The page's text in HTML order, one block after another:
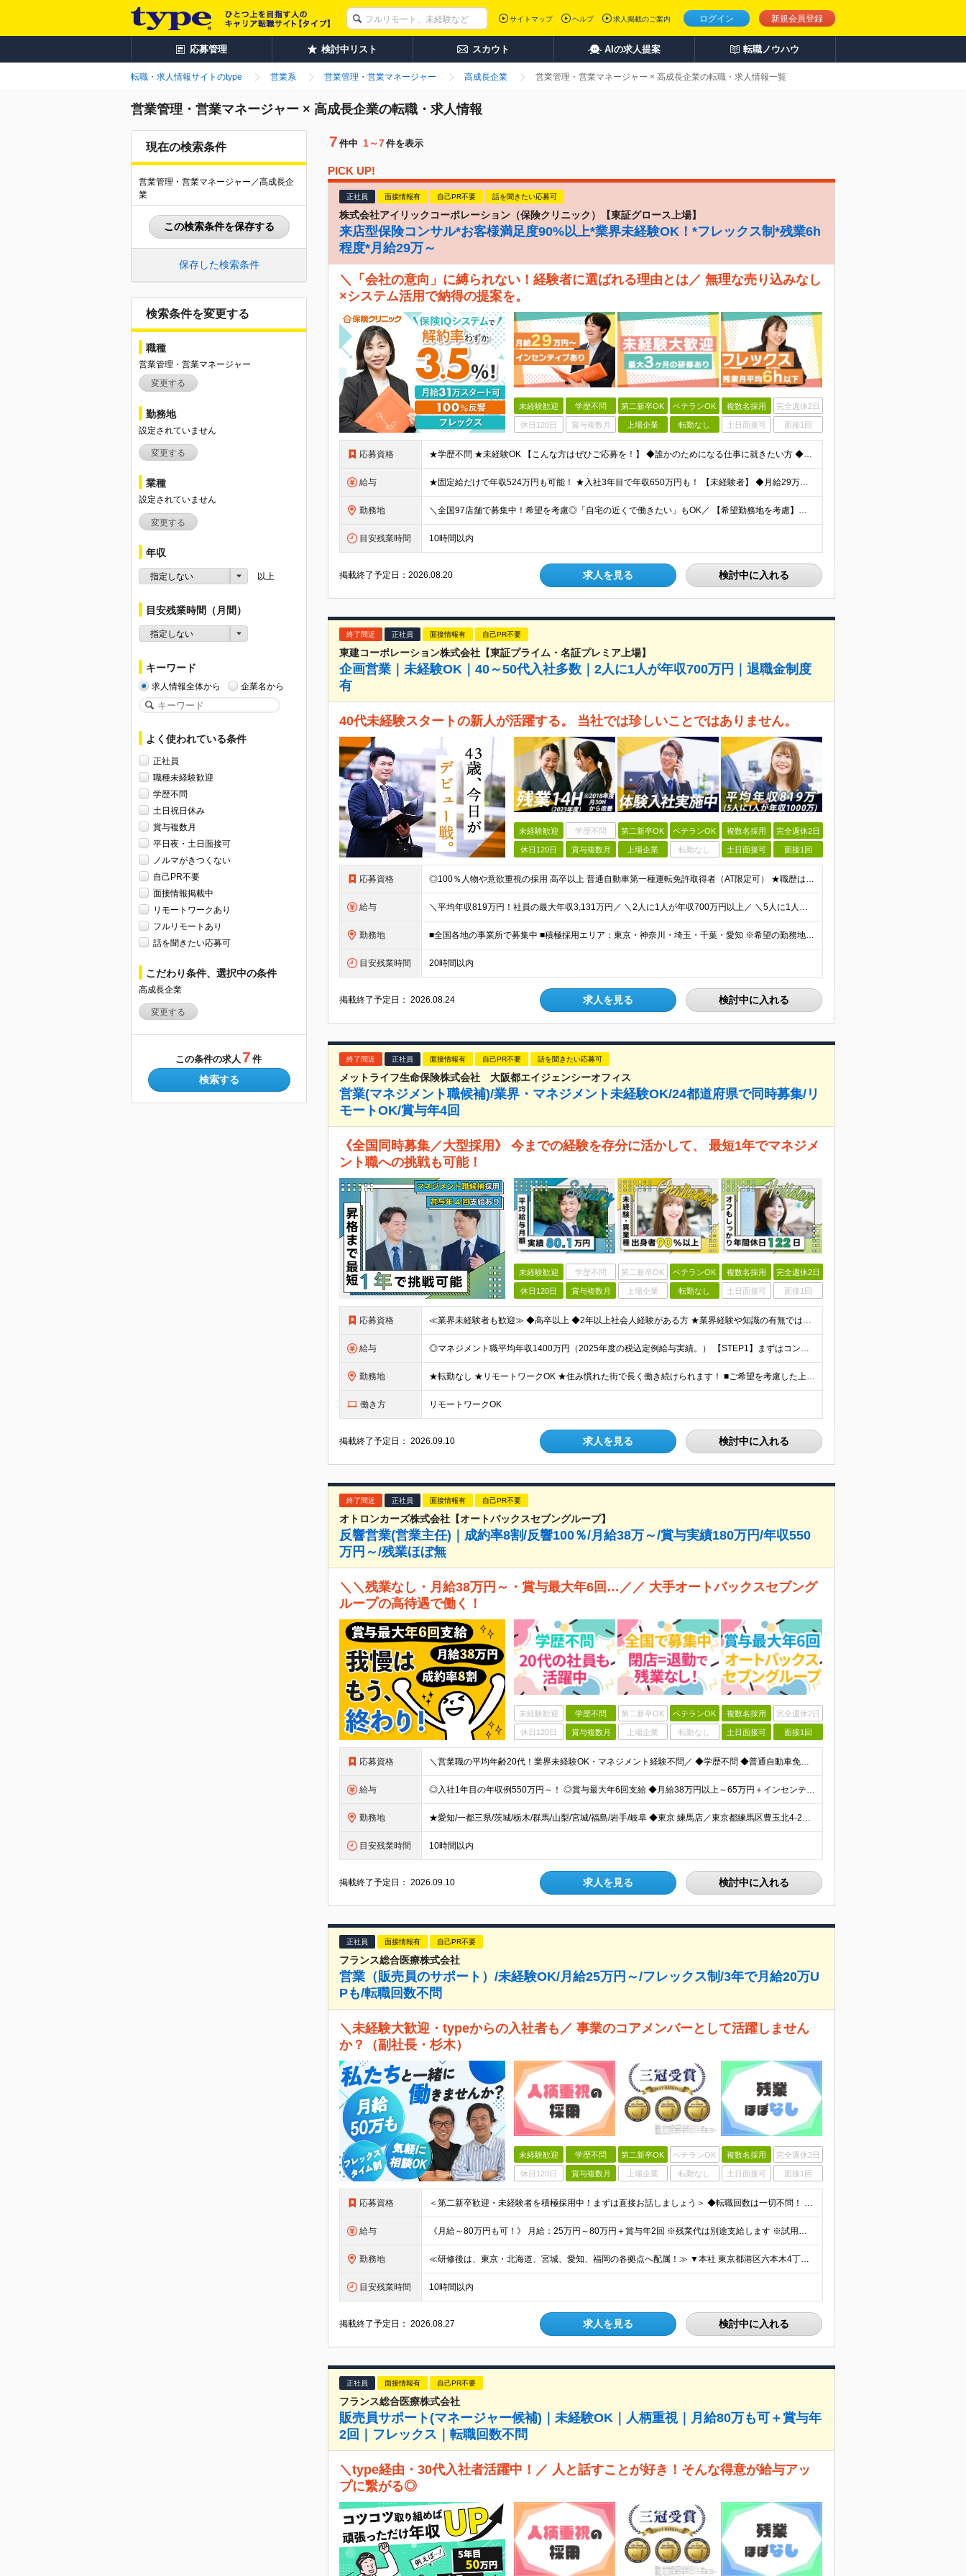
ログイン 新規会員登録
サイトマップ ヘルプ 求人掲載のご案内
応募管理 検討中リスト スカウト AIの求人提案 転職ノウハウ
転職・求人情報サイトのtype 営業系 営業管理・営業マネージャー 高成長企業 営業管理・営業マネージャー × 高成長企業の転職・求人情報一覧
営業管理・営業マネージャー × 高成長企業の転職・求人情報
現在の検索条件
営業管理・営業マネージャー／高成長企
業
この検索条件を保存する
保存した検索条件
検索条件を変更する
職種
営業管理・営業マネージャー
変更する
勤務地
設定されていません
変更する
業種
設定されていません
変更する
年収
指定しない 以上
目安残業時間（月間）
指定しない
キーワード
求人情報全体から 企業名から
よく使われている条件
正社員
職種未経験歓迎
学歴不問
土日祝日休み
賞与複数月
平日夜・土日面接可
ノルマがきつくない
自己PR不要
面接情報掲載中
リモートワークあり
フルリモートあり
話を聞きたい応募可
こだわり条件、選択中の条件
高成長企業
変更する
この条件の求人 7 件
検索する
7 件中 1～7件を表示
PICK UP!
正社員 面接情報有 自己PR不要 話を聞きたい応募可
株式会社アイリックコーポレーション（保険クリニック）【東証グロース上場】
来店型保険コンサル*お客様満足度90%以上*業界未経験OK！*フレックス制*残業6h
程度*月給29万～
＼「会社の意向」に縛られない！経験者に選ばれる理由とは／ 無理な売り込みなし
×システム活用で納得の提案を。
未経験歓迎 学歴不問 第二新卒OK ベテランOK 複数名採用 完全週休2日
休日120日 賞与複数月 上場企業 転勤なし 土日面接可 面接1回
応募資格 ★学歴不問 ★未経験OK 【こんな方はぜひご応募を！】 ◆誰かのためになる仕事に就きたい方 ◆人に寄り添い、相手の心を大切にできる方 ◆保険の知識を身につけて、長く働きたい方 ◆人と話すのが好きで、
給与 ★固定給だけで年収524万円も可能！ ★入社3年目で年収650万円も！ 【未経験者】 ◆月給29万円～51万円（店舗手当・営業手当など一律手当含む）＋インセンティブ＋他各種手当＋決算賞与あり（会社業
勤務地 ＼全国97店舗で募集中！希望を考慮◎「自宅の近くで働きたい」もOK／ 【希望勤務地を考慮】全97店舗／北海道・東京・神奈川・千葉・埼玉・石川・静岡・愛知・大阪・兵庫・福岡の『保険クリニック』直営店
目安残業時間 10時間以内
掲載終了予定日：2026.08.20 求人を見る 検討中に入れる
終了間近 正社員 面接情報有 自己PR不要
東建コーポレーション株式会社【東証プライム・名証プレミア上場】
企画営業｜未経験OK｜40～50代入社多数｜2人に1人が年収700万円｜退職金制度
有
40代未経験スタートの新人が活躍する。 当社では珍しいことではありません。
未経験歓迎 学歴不問 第二新卒OK ベテランOK 複数名採用 完全週休2日
休日120日 賞与複数月 上場企業 転勤なし 土日面接可 面接1回
応募資格 ◎100％人物や意欲重視の採用 高卒以上 普通自動車第一種運転免許取得者（AT限定可） ★職歴は全く問いません！ 前向きにコツコツと向き合える方であれば結果がついてくるお仕事です。 現職・無職、正社
給与 ＼平均年収819万円！社員の最大年収3,131万円／ ＼2人に1人が年収700万円以上／ ＼5人に1人が年収1,000万円以上！／ 固定給だけで、年収524万円も可能！ インセンティブだけでなく固定給
勤務地 ■全国各地の事業所で募集中 ■積極採用エリア：東京・神奈川・埼玉・千葉・愛知 ※希望の勤務地で働ける！通勤可能な事業所を選定していきます ※地元に戻って働きたいUターン希望者も歓迎します！ ※社用車を
目安残業時間 20時間以内
掲載終了予定日：2026.08.24 求人を見る 検討中に入れる
終了間近 正社員 面接情報有 自己PR不要 話を聞きたい応募可
メットライフ生命保険株式会社 大阪都エイジェンシーオフィス
営業(マネジメント職候補)/業界・マネジメント未経験OK/24都道府県で同時募集/リ
モートOK/賞与年4回
《全国同時募集／大型採用》 今までの経験を存分に活かして、 最短1年でマネジメ
ント職への挑戦も可能！
未経験歓迎 学歴不問 第二新卒OK ベテランOK 複数名採用 完全週休2日
休日120日 賞与複数月 上場企業 転勤なし 土日面接可 面接1回
応募資格 ≪業界未経験者も歓迎≫ ◆高卒以上 ◆2年以上社会人経験がある方 ★業界経験や知識の有無ではなく、 「そのお客さまにとっての最善策を真剣に考える姿勢」や 「お客さまにベストまたはセカンドベストの施
給与 ◎マネジメント職平均年収1400万円（2025年度の税込定例給与実績。） 【STEP1】まずはコンサルタントからスタート ◆初任給月給：20万円から35万円＋業績給＋賞与年4回（※個人業績による）
勤務地 ★転勤なし ★リモートワークOK ★住み慣れた街で長く働き続けられます！ ■ご希望を考慮した上で勤務地を決定いたします ■地域のお客さまとの長期に亘る信頼関係を重視するため転勤無し。 ■U・Iタ
働き方 リモートワークOK
掲載終了予定日：2026.09.10 求人を見る 検討中に入れる
終了間近 正社員 面接情報有 自己PR不要
オトロンカーズ株式会社【オートバックスセブングループ】
反響営業(営業主任)｜成約率8割/反響100％/月給38万～/賞与実績180万円/年収550
万円～/残業ほぼ無
＼＼残業なし・月給38万円～・賞与最大年6回…／／ 大手オートバックスセブング
ループの高待遇で働く！
未経験歓迎 学歴不問 第二新卒OK ベテランOK 複数名採用 完全週休2日
休日120日 賞与複数月 上場企業 転勤なし 土日面接可 面接1回
応募資格 ＼営業職の平均年齢20代！業界未経験OK・マネジメント経験不問／ ◆学歴不問 ◆普通自動車免許(AT限定可) ◆何かしらの営業経験をお持ちの方※5年以上 (商材、業界は問いません)
給与 ◎入社1年目の年収例550万円～！ ◎賞与最大年6回支給 ◆月給38万円以上～65万円＋インセンティブ＋各種手当＋賞与最大年6回 ※経験・スキルなどを考慮のうえ、決定いたします。 ※試用期間3ヶ月あ
勤務地 ★愛知/一都三県/茨城/栃木/群馬/山梨/宮城/福島/岩手/岐阜 ◆東京 練馬店／東京都練馬区豊玉北4-22-5 八王子店／東京都八王子市高倉町12-9 足立店／東京都足立区西伊興1-1-1 ◆神
目安残業時間 10時間以内
掲載終了予定日：2026.09.10 求人を見る 検討中に入れる
正社員 面接情報有 自己PR不要
フランス総合医療株式会社
営業（販売員のサポート）/未経験OK/月給25万円～/フレックス制/3年で月給20万U
Pも/転職回数不問
＼未経験大歓迎・typeからの入社者も／ 事業のコアメンバーとして活躍しません
か？（副社長・杉木）
未経験歓迎 学歴不問 第二新卒OK ベテランOK 複数名採用 完全週休2日
休日120日 賞与複数月 上場企業 転勤なし 土日面接可 面接1回
応募資格 ＜第二新卒歓迎・未経験者を積極採用中！まずは直接お話しましょう＞ ◆転職回数は一切不問！ ◆学歴不問 ◆未経験OK 《代表取締役副社長の杉木が採用で心がけていること》 どこで才能が開花するかわからな
給与 《月給～80万円も可！》 月給：25万円～80万円＋賞与年2回 ※残業代は別途支給します ※試用期間は2ヶ月（待遇・給与・雇用形態に差異はありません） ※経験・スキルに応じて決定します
勤務地 ≪研修後は、東京・北海道、宮城、愛知、福岡の各拠点へ配属！≫ ▼本社 東京都港区六本木4丁目1番16号 六本木ハイツB1階 （研修地：首都圏の支店にて） ▼研修後の配属先 東京都、北海道、宮城県、
目安残業時間 10時間以内
掲載終了予定日：2026.08.27 求人を見る 検討中に入れる
正社員 面接情報有 自己PR不要
フランス総合医療株式会社
販売員サポート(マネージャー候補)｜未経験OK｜人柄重視｜月給80万も可＋賞与年
2回｜フレックス｜転職回数不問
＼type経由・30代入社者活躍中！／ 人と話すことが好き！そんな得意が給与アッ
プに繋がる◎